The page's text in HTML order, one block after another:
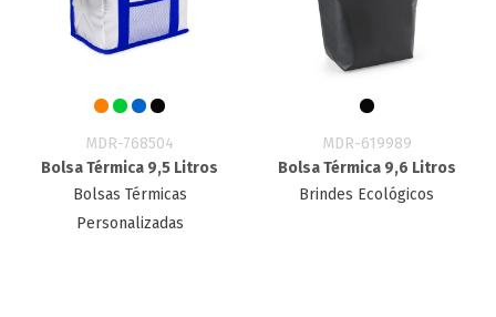
MDR-768504
Bolsa Térmica 9,5 Litros
Bolsas Térmicas
Personalizadas
MDR-619989
Bolsa Térmica 9,6 Litros
Brindes Ecológicos